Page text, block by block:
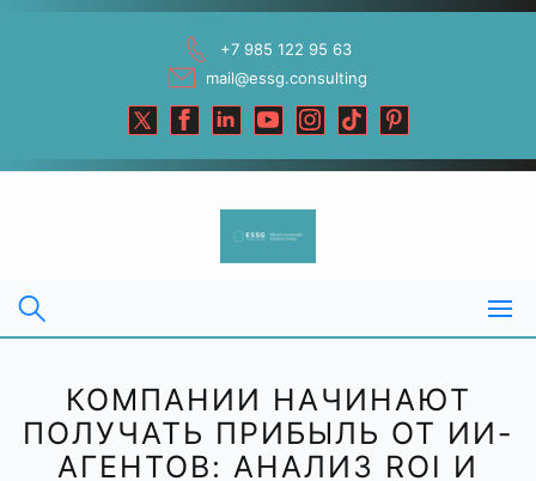
+7 985 122 95 63
mail@essg.consulting
КОМПАНИИ НАЧИНАЮТ
ПОЛУЧАТЬ ПРИБЫЛЬ ОТ ИИ-
АГЕНТОВ: АНАЛИЗ ROI И